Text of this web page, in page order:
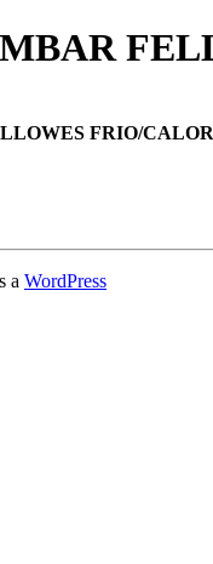
FRIO/
a WordPress